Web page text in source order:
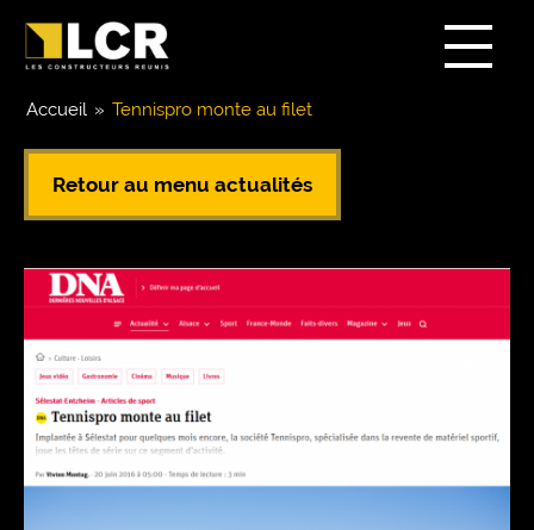
Accueil » Tennispro monte au filet
Retour au menu actualités